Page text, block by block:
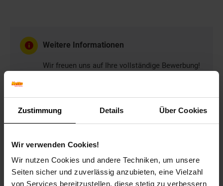
Zustimmung Details Über Cookies
Wir verwenden Cookies!
Wir nutzen Cookies und andere Techniken, um unsere
Seiten sicher und zuverlässig anzubieten, eine Vielzahl
von Services bereitzustellen, diese stetig zu verbessern
Weitere Informationen
Wir freuen uns auf Ihre vollständige Bewerbung!
Gehaltsvorstellung an.